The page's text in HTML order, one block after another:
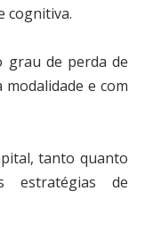
cognitiva.
grau de perda de
e com
tanto quanto
estratégias de